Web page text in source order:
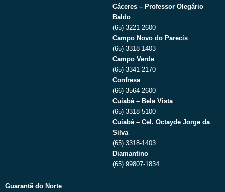
Cáceres – Professor Olegário
Baldo
(65) 3221-2600
Campo Novo do Parecis
(65) 3318-1403
Campo Verde
(65) 3341-2170
Confresa
(66) 3564-2600
Cuiabá – Bela Vista
(65) 3318-5100
Cuiabá – Cel. Octayde Jorge da
Silva
(65) 3318-1403
Diamantino
(65) 99807-1834
Guarantã do Norte